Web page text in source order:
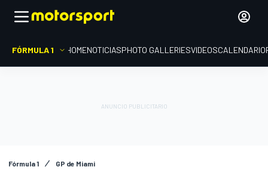
FÓRMULA 1 HOMENOTICIASPHOTO GALLERIESVIDEOSCALENDARIO
Fórmula 1 GP de Miami